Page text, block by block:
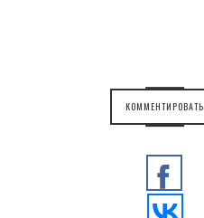
КОММЕНТИРОВАТЬ